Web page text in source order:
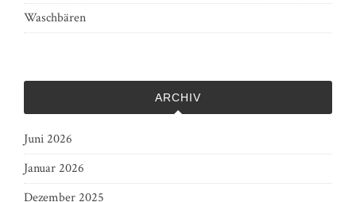
Waschbären
ARCHIV
Juni 2026
Januar 2026
Dezember 2025